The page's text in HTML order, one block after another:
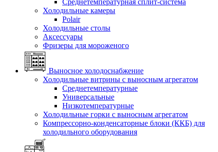
Холодильные камеры
Polair
Холодильные столы
Аксессуары
Фризеры для мороженого
Выносное холодоснабжение
Холодильные витрины с выносным агрегатом
Среднетемпературные
Универсальные
Низкотемпературные
Холодильные горки с выносным агрегатом
Компрессорно-конденсаторные блоки (ККБ) для
холодильного оборудования